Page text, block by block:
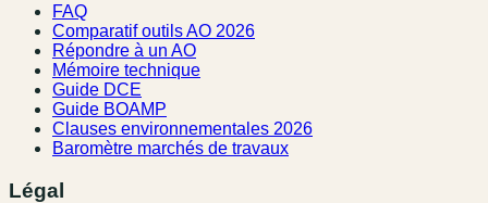
FAQ
Comparatif outils AO 2026
Répondre à un AO
Mémoire technique
Guide DCE
Guide BOAMP
Clauses environnementales 2026
Baromètre marchés de travaux
Légal